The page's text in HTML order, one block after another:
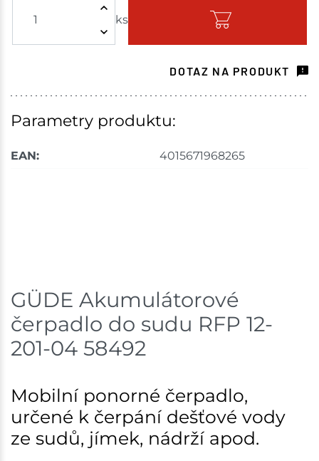
ks
Skladem na prodejně - doručení do 7 dnů
Velké Meziříčí 1 ks
Skladové množství na prodejnách je pouze orientační.
Ceny na prodejnách se mohou lišit od cen na e-
DOTAZ NA PRODUKT
Parametry produktu:
EAN: 4015671968265
GÜDE Akumulátorové
čerpadlo do sudu RFP 12-
201-04 58492
Mobilní ponorné čerpadlo,
určené k čerpání dešťové vody
ze sudů, jímek, nádrží apod.